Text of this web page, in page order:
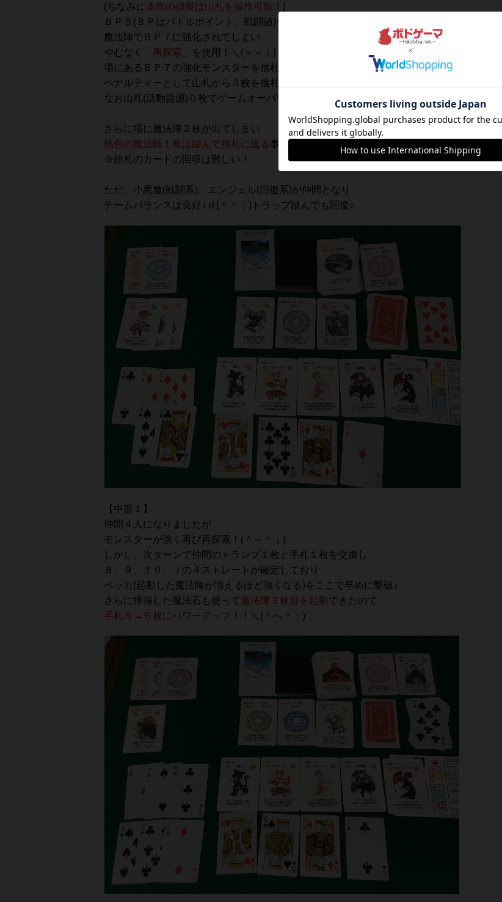
(ちなみに 本作の偵察は山札を操作可能！ )
ＢＰ５(ＢＰはバトルポイント、戦闘値)モンスターが
魔法陣でＢＰ７に強化されてしまい
やむなく
「再探索」
を使用！＼(＞＜；)
場にあるＢＰ７の強化モンスターを捨札へ送れますが
ペナルティーとして山札から３枚を捨札に送らなければいけません！
なお山札(活動資源)０枚でゲームオーバーです！(＾＾；)
さらに場に魔法陣２枚が出てしまい
桃色の魔法陣１枚は踏んで捨札に送る事に…orz
※捨札のカードの回収は難しい！
ただ、小悪魔(戦闘系)、エンジェル(回復系)が仲間となり
チームバランスは良好♪ｄ(＾＾；)トラップ踏んでも回復♪
【中盤１】
仲間４人になりましたが
モンスターが強く再び再探索！(＾～＾；)
しかし、次ターンで仲間のトランプ１枚と手札１枚を交換し
８、９、１０、Ｊの４ストレートが確定しており
ベッカ(起動した魔法陣が増えるほど強くなる)をここで早めに撃破♪
さらに獲得した魔法石も使って 魔法陣３枚目を起動できたので
手札５→６枚にパワーアップ ！！＼(＾へ＾；)